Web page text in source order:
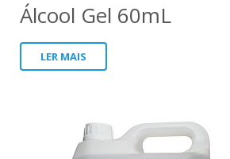
Álcool Gel 60mL
LER MAIS